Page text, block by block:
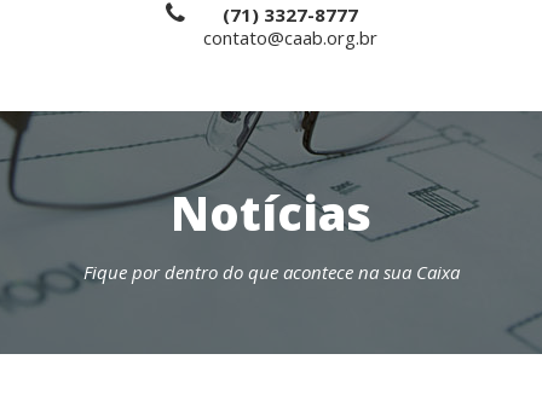
(71) 3327-8777
contato@caab.org.br
Notícias
Fique por dentro do que acontece na sua Caixa